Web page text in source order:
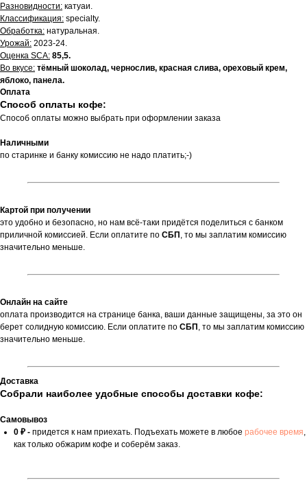
Разновидности: катуаи.
Классификация: specialty.
Обработка: натуральная.
Урожай: 2023-24.
Оценка SCA: 85,5.
Во вкусе: тёмный шоколад, чернослив, красная слива, ореховый крем,
яблоко, панела.
Оплата
Способ оплаты кофе:
Способ оплаты можно выбрать при оформлении заказа
Наличными
по старинке и банку комиссию не надо платить;-)
Картой при получении
это удобно и безопасно, но нам всё-таки придётся поделиться с банком
приличной комиссией. Если оплатите по СБП , то мы заплатим комиссию
значительно меньше.
Онлайн на сайте
оплата производится на странице банка, ваши данные защищены, за это он
берет солидную комиссию. Если оплатите по СБП , то мы заплатим комиссию
значительно меньше.
Доставка
Собрали наиболее удобные способы доставки кофе:
Самовывоз
0 ₽ - придется к нам приехать. Подъехать можете в любое рабочее время,
как только обжарим кофе и соберём заказ.